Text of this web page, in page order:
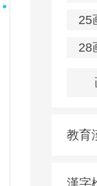
25
28
教育
漢字